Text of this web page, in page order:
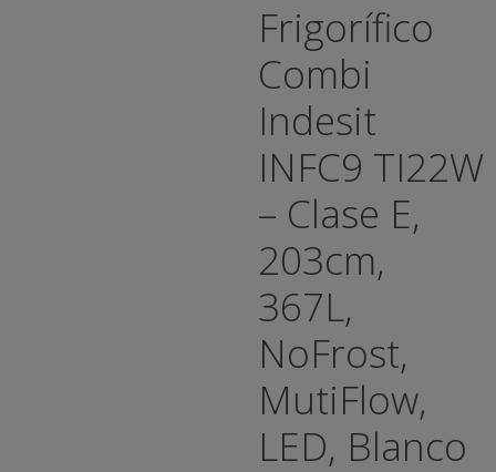
Frigorífico
Combi
Indesit
INFC9 TI22W
– Clase E,
203cm,
367L,
NoFrost,
MutiFlow,
LED, Blanco